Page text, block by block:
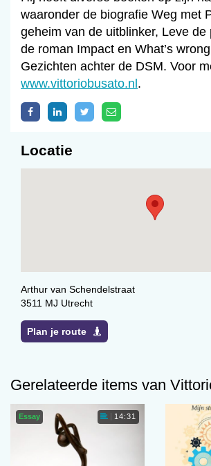
waaronder de biografie Weg met
geheim van de uitblinker, Leve de
de roman Impact en What’s
Gezichten achter de DSM. Voor
www.vittoriobusato.nl .
Locatie
Arthur van Schendelstraat
3511 MJ Utrecht
Plan je route
Gerelateerde items van
Essay 14:31